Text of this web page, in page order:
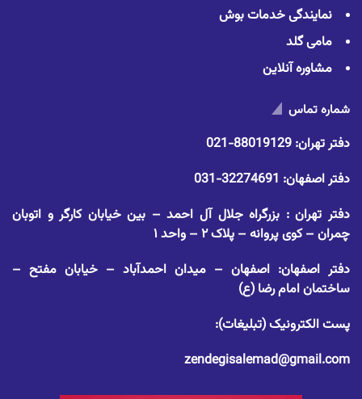
نمایندگی خدمات بوش
مامی گلد
مشاوره آنلاین
شماره تماس
دفتر تهران: 88019129-021
دفتر اصفهان: 32274691-031
دفتر تهران : بزرگراه جلال آل احمد – بین خیابان کارگر و اتوبان
چمران – کوی پروانه – پلاک ۲ – واحد ۱
دفتر اصفهان: اصفهان – میدان احمدآباد – خیابان مفتح –
ساختمان امام رضا (ع)
پست الکترونیک (تبلیغات):
zendegisalemad@gmail.com